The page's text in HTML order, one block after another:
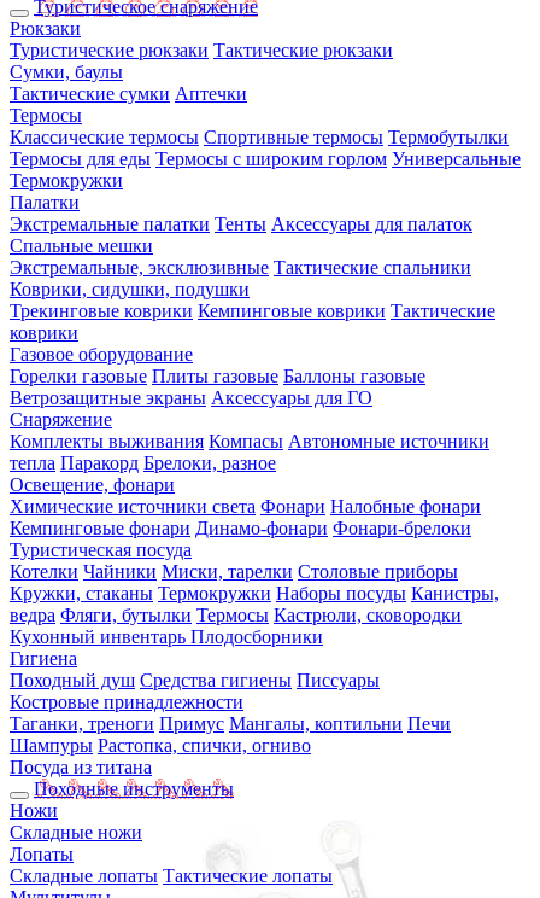
Туристическое снаряжение
Рюкзаки
Туристические рюкзаки Тактические рюкзаки
Сумки, баулы
Тактические сумки Аптечки
Термосы
Классические термосы Спортивные термосы Термобутылки
Термосы для еды Термосы с широким горлом Универсальные
Термокружки
Палатки
Экстремальные палатки Тенты Аксессуары для палаток
Спальные мешки
Экстремальные, эксклюзивные Тактические спальники
Коврики, сидушки, подушки
Трекинговые коврики Кемпинговые коврики Тактические
коврики
Газовое оборудование
Горелки газовые Плиты газовые Баллоны газовые
Ветрозащитные экраны Аксессуары для ГО
Снаряжение
Комплекты выживания Компасы Автономные источники
тепла Паракорд Брелоки, разное
Освещение, фонари
Химические источники света Фонари Налобные фонари
Кемпинговые фонари Динамо-фонари Фонари-брелоки
Туристическая посуда
Котелки Чайники Миски, тарелки Столовые приборы
Кружки, стаканы Термокружки Наборы посуды Канистры,
ведра Фляги, бутылки Термосы Кастрюли, сковородки
Кухонный инвентарь Плодосборники
Гигиена
Походный душ Средства гигиены Писсуары
Костровые принадлежности
Таганки, треноги Примус Мангалы, коптильни Печи
Шампуры Растопка, спички, огниво
Посуда из титана
Походные инструменты
Ножи
Складные ножи
Лопаты
Складные лопаты Тактические лопаты